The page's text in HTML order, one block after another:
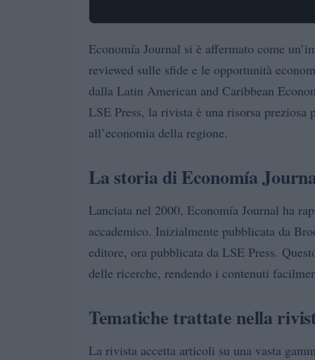
Economía Journal si è affermato come
reviewed sulle sfide e le opportunità
dalla Latin American and Caribbean
LSE Press, la rivista è una risorsa
all’economia della regione.
La storia di Economía
Lanciata nel 2000, Economía Journal ha
accademico. Inizialmente pubblicata da
editore, ora pubblicata da LSE Press.
delle ricerche, rendendo i contenuti
Tematiche trattate nella
La rivista accetta articoli su una vasta